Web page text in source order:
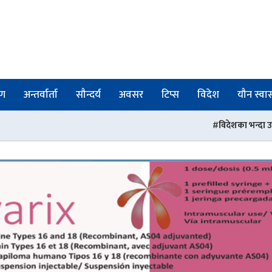
अन्तर्वार्ता सौन्दर्य अवसर टिप्स विदेश यौन
विदेशका भन्दा उत्कृष्ठ छन् नेपालका मेडिकल